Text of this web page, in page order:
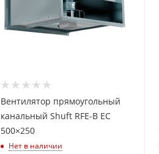
Вентилятор прямоугольный
канальный Shuft RFE-B EC
500×250
Нет в наличии